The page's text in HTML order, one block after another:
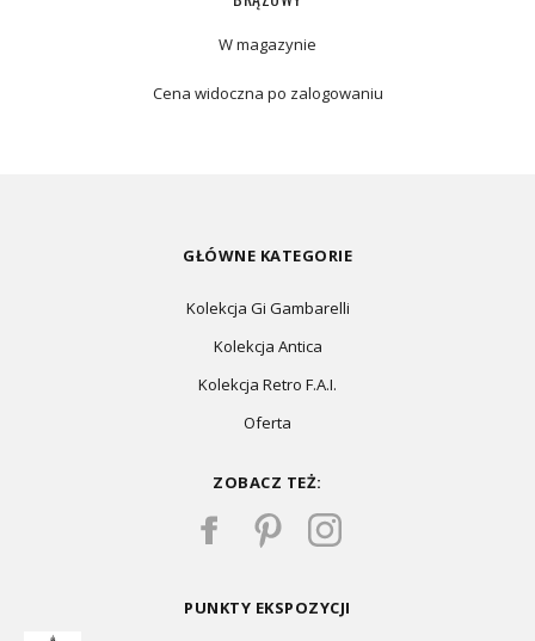
W magazynie
Cena widoczna po zalogowaniu
GŁÓWNE KATEGORIE
Kolekcja Gi Gambarelli
Kolekcja Antica
Kolekcja Retro F.A.I.
Oferta
ZOBACZ TEŻ:
PUNKTY EKSPOZYCJI